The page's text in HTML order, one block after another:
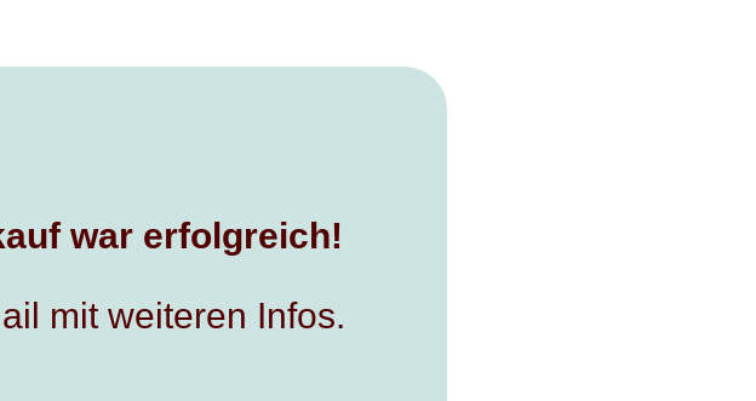
war erfolgreich!
mit weiteren Infos.